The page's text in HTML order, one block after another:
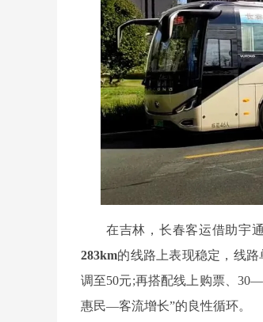
在吉林，长春客运借助宇
283km的线路上表现稳定，线
调至50元;再搭配线上购票、
惠民—客流增长”的良性循环。